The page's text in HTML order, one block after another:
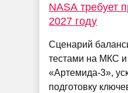
NASA требует
2027 году
Сценарий
тестами на МКС
«Артемида-3»,
подготовку